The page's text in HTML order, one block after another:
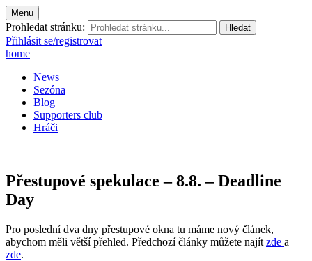
Menu
Prohledat stránku:
Přihlásit se/registrovat
home
News
Sezóna
Blog
Supporters club
Hráči
Přestupové spekulace – 8.8. – Deadline
Day
Pro poslední dva dny přestupové okna tu máme nový článek,
abychom měli větší přehled. Předchozí články můžete najít zde a
zde.